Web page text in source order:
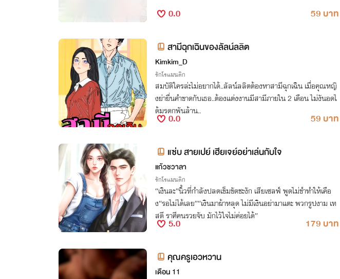
0.0 59 บาท
สามีฉุกเฉินของลัลน์ลลิต
Kimkim_D
รักโรแมนติก
สมบัติใครล่ะไม่อยากได้..ลัลน์ลลิตต้องหาสามีฉุกเฉิน เมื่อคุณหญิ
งย่ายื่นคำขาดกับเธอ..ต้องแต่งงานมีสามีภายใน 2 เดือน ไม่งันอดไ
ด้มรดกพันล้าน..
0.0 59 บาท
แซ่บ สายเปย์ เฮียเจย์อย่าเล่นกับใจ
แก้วชวาลา
รักโรแมนติก
“เงินละ”นิ้วที่กำลังปลดเข็มขัดชะงัก เสียเซลฟ์ พูดไม่ขำทำให้เคือ
ง“รอไม่ได้เลย”“เงินมาผ้าหลุด ไม่มีเงินอย่ามาแตะ พวกรูปงาม เท
สดี ราศีคนรวยจับ มักไว้ใจไม่ค่อยได้”
5.0 179 บาท
คุณครูเอวหวาน
เดือน 11